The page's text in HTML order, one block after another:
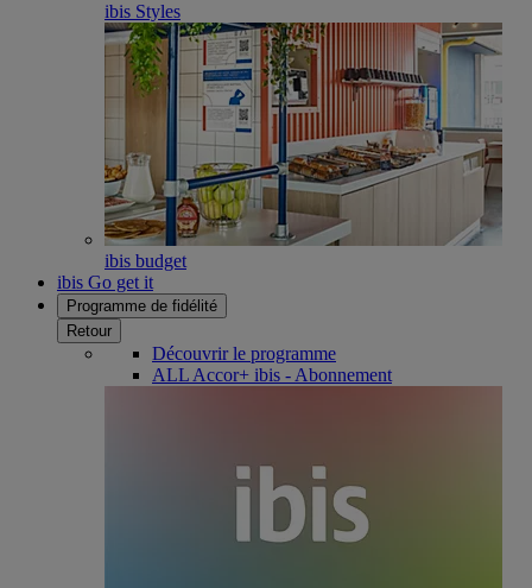
ibis Styles
ibis budget
ibis Go get it
Programme de fidélité
Retour
Découvrir le programme
ALL Accor+ ibis - Abonnement